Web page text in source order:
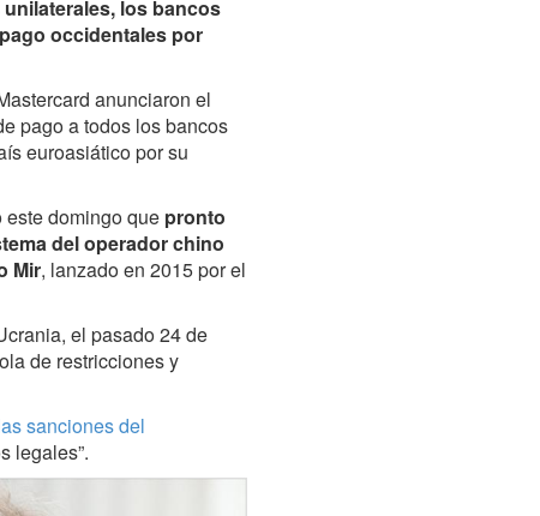
los bancos
occidentales por
anunciaron el
pago a todos los bancos
euroasiático por su
este domingo que pronto
del operador chino
Mir, lanzado en 2015 por el
el pasado 24 de
de restricciones y
sanciones del
legales”.